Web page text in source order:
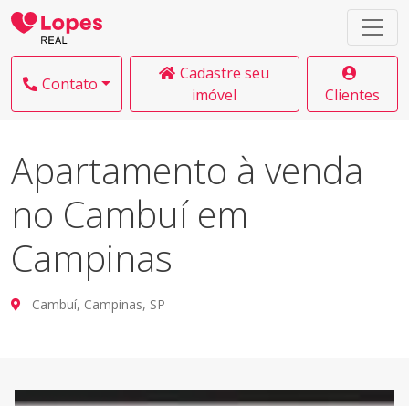
Contato
Cadastre seu
imóvel
Clientes
Apartamento à venda
no Cambuí em
Campinas
Cambuí, Campinas, SP